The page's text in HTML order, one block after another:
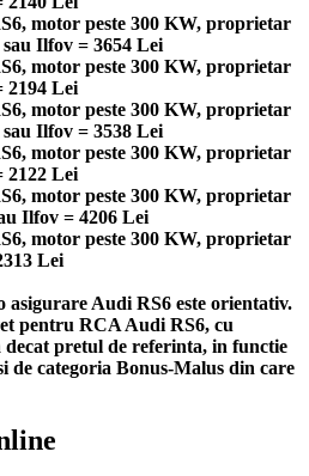
motor peste 300 KW, proprietar
Ilfov = 3654 Lei
motor peste 300 KW, proprietar
2194 Lei
motor peste 300 KW, proprietar
Ilfov = 3538 Lei
motor peste 300 KW, proprietar
2122 Lei
motor peste 300 KW, proprietar
Ilfov = 4206 Lei
motor peste 300 KW, proprietar
Lei
Audi RS6 este orientativ.
pentru RCA Audi RS6, cu
pretul de referinta, in functie
categoria Bonus-Malus din care